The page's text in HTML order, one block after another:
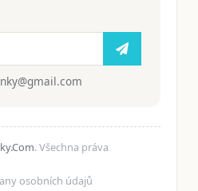
. Všechna práva
osobních údajů